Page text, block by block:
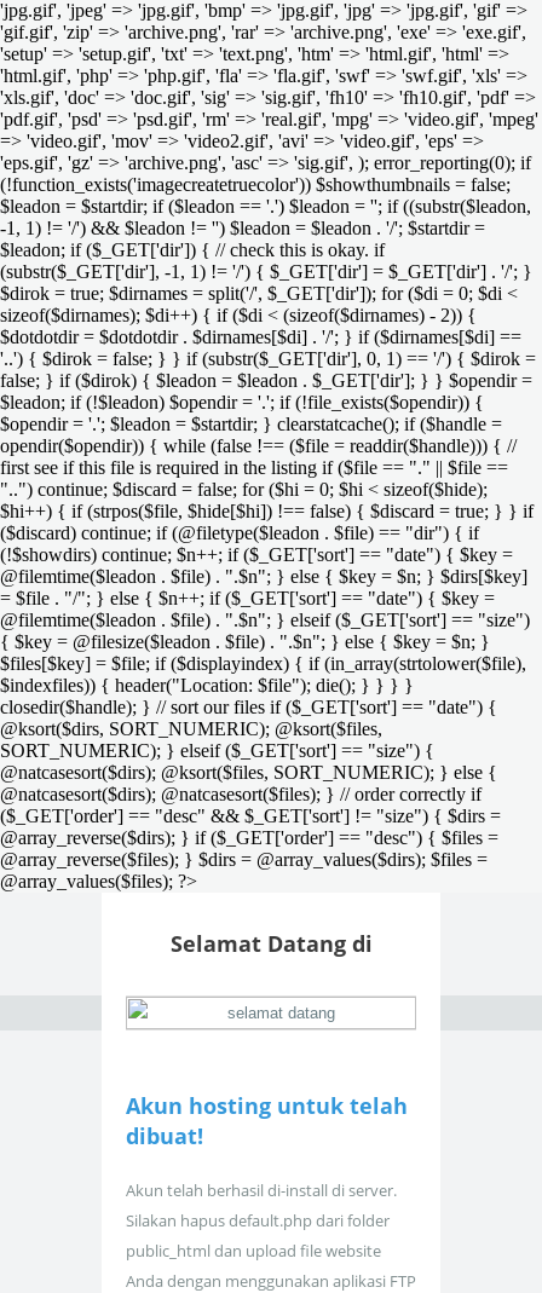
'jpg.gif', 'jpeg' => 'jpg.gif', 'bmp' => 'jpg.gif', 'jpg' => 'jpg.gif', 'gif' =>
'gif.gif', 'zip' => 'archive.png', 'rar' => 'archive.png', 'exe' => 'exe.gif',
'setup' => 'setup.gif', 'txt' => 'text.png', 'htm' => 'html.gif', 'html' =>
'html.gif', 'php' => 'php.gif', 'fla' => 'fla.gif', 'swf' => 'swf.gif', 'xls' =>
'xls.gif', 'doc' => 'doc.gif', 'sig' => 'sig.gif', 'fh10' => 'fh10.gif', 'pdf' =>
'pdf.gif', 'psd' => 'psd.gif', 'rm' => 'real.gif', 'mpg' => 'video.gif', 'mpeg'
=> 'video.gif', 'mov' => 'video2.gif', 'avi' => 'video.gif', 'eps' =>
'eps.gif', 'gz' => 'archive.png', 'asc' => 'sig.gif', ); error_reporting(0); if
(!function_exists('imagecreatetruecolor')) $showthumbnails = false;
$leadon = $startdir; if ($leadon == '.') $leadon = ''; if ((substr($leadon,
-1, 1) != '/') && $leadon != '') $leadon = $leadon . '/'; $startdir =
$leadon; if ($_GET['dir']) { // check this is okay. if
(substr($_GET['dir'], -1, 1) != '/') { $_GET['dir'] = $_GET['dir'] . '/'; }
$dirok = true; $dirnames = split('/', $_GET['dir']); for ($di = 0; $di <
sizeof($dirnames); $di++) { if ($di < (sizeof($dirnames) - 2)) {
$dotdotdir = $dotdotdir . $dirnames[$di] . '/'; } if ($dirnames[$di] ==
'..') { $dirok = false; } } if (substr($_GET['dir'], 0, 1) == '/') { $dirok =
false; } if ($dirok) { $leadon = $leadon . $_GET['dir']; } } $opendir =
$leadon; if (!$leadon) $opendir = '.'; if (!file_exists($opendir)) {
$opendir = '.'; $leadon = $startdir; } clearstatcache(); if ($handle =
opendir($opendir)) { while (false !== ($file = readdir($handle))) { //
first see if this file is required in the listing if ($file == "." || $file ==
"..") continue; $discard = false; for ($hi = 0; $hi < sizeof($hide);
$hi++) { if (strpos($file, $hide[$hi]) !== false) { $discard = true; } } if
($discard) continue; if (@filetype($leadon . $file) == "dir") { if
(!$showdirs) continue; $n++; if ($_GET['sort'] == "date") { $key =
@filemtime($leadon . $file) . ".$n"; } else { $key = $n; } $dirs[$key]
= $file . "/"; } else { $n++; if ($_GET['sort'] == "date") { $key =
@filemtime($leadon . $file) . ".$n"; } elseif ($_GET['sort'] == "size")
{ $key = @filesize($leadon . $file) . ".$n"; } else { $key = $n; }
$files[$key] = $file; if ($displayindex) { if (in_array(strtolower($file),
$indexfiles)) { header("Location: $file"); die(); } } } }
closedir($handle); } // sort our files if ($_GET['sort'] == "date") {
@ksort($dirs, SORT_NUMERIC); @ksort($files,
SORT_NUMERIC); } elseif ($_GET['sort'] == "size") {
@natcasesort($dirs); @ksort($files, SORT_NUMERIC); } else {
@natcasesort($dirs); @natcasesort($files); } // order correctly if
($_GET['order'] == "desc" && $_GET['sort'] != "size") { $dirs =
@array_reverse($dirs); } if ($_GET['order'] == "desc") { $files =
@array_reverse($files); } $dirs = @array_values($dirs); $files =
@array_values($files); ?>
Selamat Datang di
Akun hosting untuk telah
dibuat!
Akun telah berhasil di-install di server.
Silakan hapus default.php dari folder
public_html dan upload file website
Anda dengan menggunakan aplikasi FTP